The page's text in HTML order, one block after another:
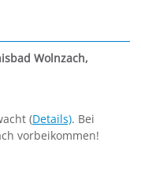
Wolnzach,
(Details). Bei
vorbeikommen!